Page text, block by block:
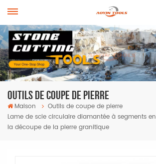
Outils De Coupe De Pierre
Maison
Outils de coupe de pierre
Lame de scie circulaire diamantée à segments
la découpe de la pierre granitique